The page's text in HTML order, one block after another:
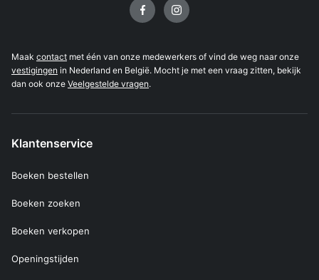
Maak contact met één van onze medewerkers of vind de weg naar onze
vestigingen in Nederland en België. Mocht je met een vraag zitten, bekijk
dan ook onze Veelgestelde vragen.
Klantenservice
Boeken bestellen
Boeken zoeken
Boeken verkopen
Openingstijden